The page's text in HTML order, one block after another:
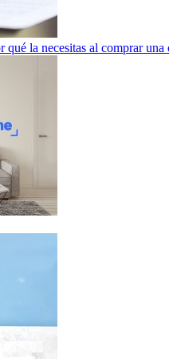
la necesitas al comprar una